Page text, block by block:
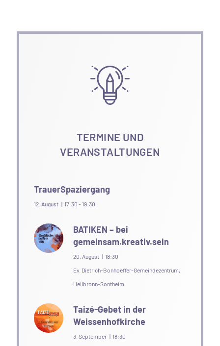
TERMINE UND
VERANSTALTUNGEN
TrauerSpaziergang
12. August | 17:30 - 19:30
BATIKEN – bei
gemeinsam.kreativ.sein
20. August | 18:30
Ev. Dietrich-Bonhoeffer-Gemeindezentrum,
Heilbronn-Sontheim
Taizé-Gebet in der
Weissenhofkirche
3. September | 18:30